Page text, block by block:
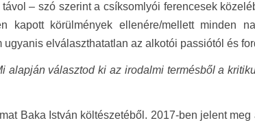
– szó szerint a csíksomlyói ferencesek
körülmények ellenére/mellett minden
elválaszthatatlan az alkotói passiótól és
alapján választod ki az irodalmi termésből a
Baka István költészetéből. 2017-ben jelent meg